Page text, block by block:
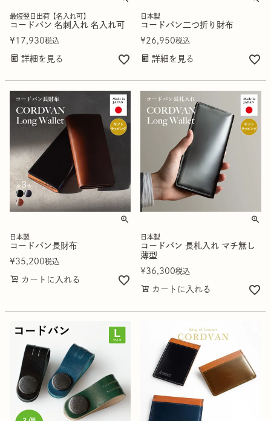
最短翌日出荷【名入れ可】
コードバン 名刺入れ 名入れ可
¥ 17,930税込
詳細を見る
日本製
コードバン二つ折り財布
¥26,950税込
詳細を見る
日本製
コードバン長財布
¥35,200税込
カートに入れる
日本製
コードバン 長札入れ マチ無し
薄型
¥36,300税込
カートに入れる